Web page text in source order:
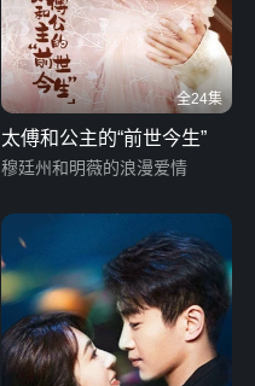
全24集
太傅和公主的“前世今生”
穆廷州和明薇的浪漫爱情